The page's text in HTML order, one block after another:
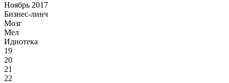
Ноябрь 2017
Бизнес-линч
Мозг
Мел
Идиотека
19
20
21
22